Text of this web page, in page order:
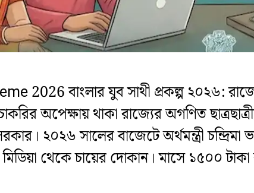
2026 বাংলার যুব সাথী প্রকল্প ২০২৬:
অপেক্ষায় থাকা রাজ্যের অগণিত
২০২৬ সালের বাজেটে অর্থমন্ত্রী চন্দ্রিমা
থেকে চায়ের দোকান। মাসে ১৫০০